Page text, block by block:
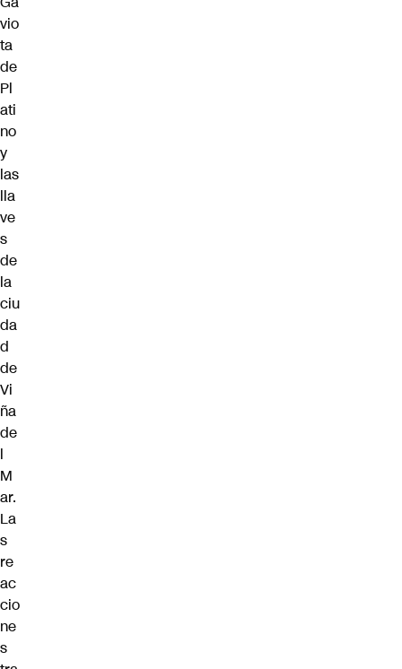
vio
ta
de
Pl
ati
no
y
las
lla
ve
s
de
la
ciu
da
d
de
Vi
ña
de
l
M
ar.
La
s
re
ac
cio
ne
s